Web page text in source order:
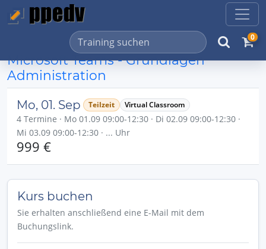
0
Microsoft Teams - Grundlagen
Administration
Mo, 01. Sep Teilzeit Virtual Classroom
4 Termine · Mo 01.09 09:00-12:30 · Di 02.09 09:00-12:30 ·
Mi 03.09 09:00-12:30 · ... Uhr
999 €
Kurs buchen
Sie erhalten anschließend eine E-Mail mit dem
Buchungslink.